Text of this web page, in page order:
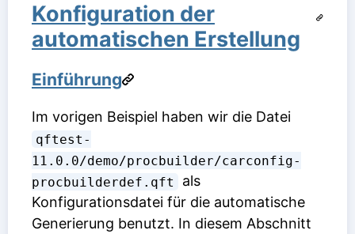
Konfiguration der
automatischen Erstellung
Einführung
Im vorigen Beispiel haben wir die Datei
qftest-
11.0.0/demo/procbuilder/carconfig-
procbuilderdef.qft
als
Konfigurationsdatei für die automatische
Generierung benutzt. In diesem Abschnitt